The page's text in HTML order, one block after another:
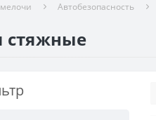
Автобезопасность
стяжные